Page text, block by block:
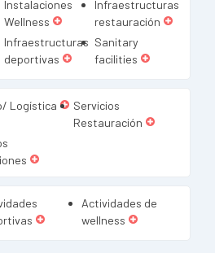
Instalaciones
Wellness
Infraestructuras
restauración
Infraestructuras
deportivas
Sanitary
facilities
Logística
Servicios
Restauración
Actividades de
wellness